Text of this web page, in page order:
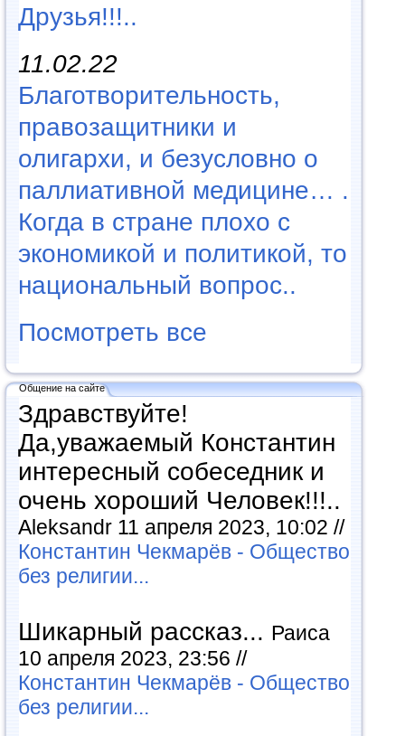
Друзья!!!..
11.02.22
Благотворительность,
правозащитники и
олигархи, и безусловно о
паллиативной медицине… .
Когда в стране плохо с
экономикой и политикой, то
национальный вопрос..
Посмотреть все
Общение на сайте
Здравствуйте!
Да,уважаемый Константин
интересный собеседник и
очень хороший Человек!!!..
Aleksandr 11 апреля 2023, 10:02 //
Константин Чекмарёв - Общество
без религии...
Шикарный рассказ... Раиса
10 апреля 2023, 23:56 //
Константин Чекмарёв - Общество
без религии...